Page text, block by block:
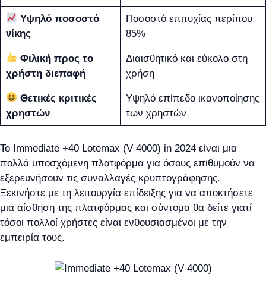
Υψηλό ποσοστό
νίκης
Ποσοστό επιτυχίας περίπου
85%
Φιλική προς το
χρήστη διεπαφή
Διαισθητικό και εύκολο στη
χρήση
Θετικές κριτικές
χρηστών
Υψηλό επίπεδο ικανοποίησης
των χρηστών
Το Immediate +40 Lotemax (V 4000) in 2024 είναι μια
πολλά υποσχόμενη πλατφόρμα για όσους επιθυμούν να
εξερευνήσουν τις συναλλαγές κρυπτογράφησης.
Ξεκινήστε με τη λειτουργία επίδειξης για να αποκτήσετε
μια αίσθηση της πλατφόρμας και σύντομα θα δείτε γιατί
τόσοι πολλοί χρήστες είναι ενθουσιασμένοι με την
εμπειρία τους.